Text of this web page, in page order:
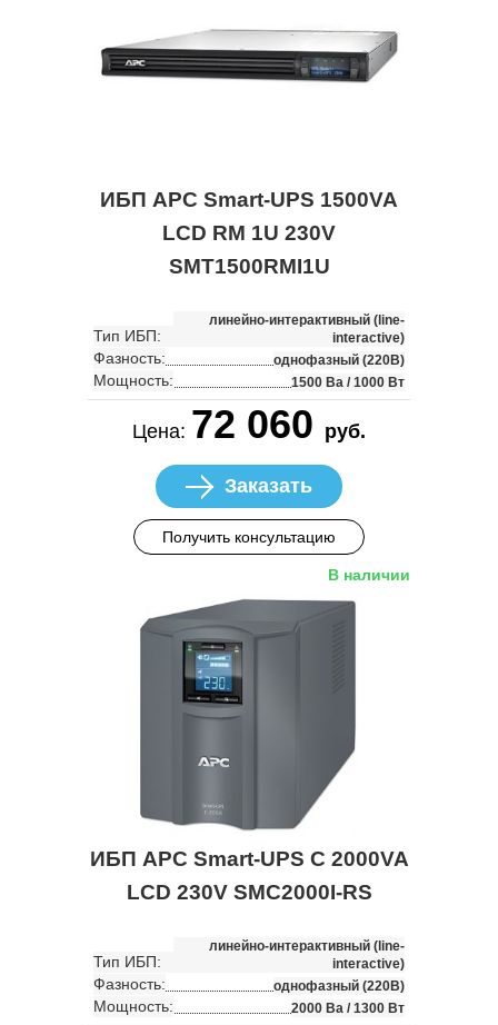
ИБП APC Smart-UPS 1500VA
LCD RM 1U 230V
SMT1500RMI1U
Тип ИБП:
линейно-интерактивный (line-
interactive)
Фазность: однофазный (220В)
Мощность: 1500 Ва / 1000 Вт
Цена: 72 060 руб.
Заказать
Получить консультацию
В наличии
ИБП APC Smart-UPS C 2000VA
LCD 230V SMC2000I-RS
Тип ИБП:
линейно-интерактивный (line-
interactive)
Фазность: однофазный (220В)
Мощность: 2000 Ва / 1300 Вт